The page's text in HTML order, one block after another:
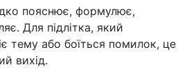
пояснює, формулює,
Для підлітка, який
тему або боїться помилок, це
вихід.